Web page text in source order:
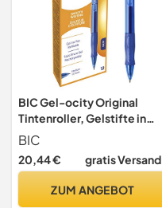
BIC Gel-ocity Original
Tintenroller, Gelstifte in
Blau, Strichstärke Medium,
Nachfüllbar, 12er Pack
BIC
20,44 € gratis Versand
ZUM ANGEBOT